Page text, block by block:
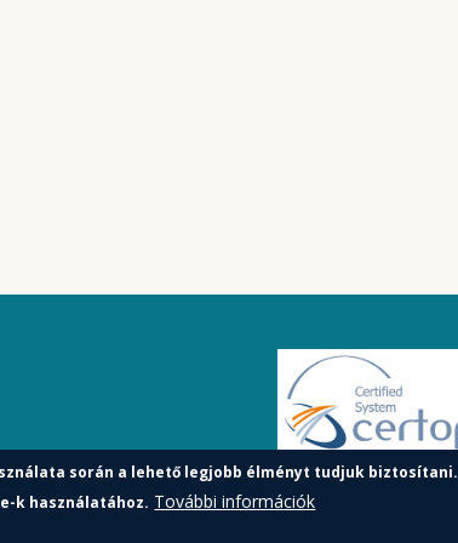
során a lehető legjobb élményt tudjuk biztosítani.
k használatához. További információk